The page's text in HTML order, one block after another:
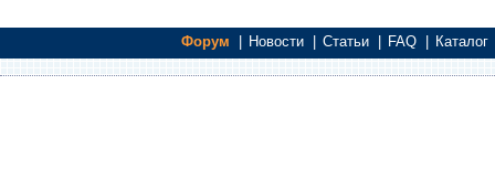
Форум Новости Статьи FAQ Каталог